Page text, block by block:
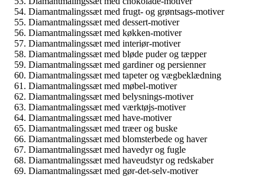
Diamantmalingssæt med frugt- og grøntsags-motiver
Diamantmalingssæt med dessert-motiver
Diamantmalingssæt med køkken-motiver
Diamantmalingssæt med interiør-motiver
Diamantmalingssæt med bløde puder og tæpper
Diamantmalingssæt med gardiner og persienner
Diamantmalingssæt med tapeter og vægbeklædning
Diamantmalingssæt med møbel-motiver
Diamantmalingssæt med belysnings-motiver
Diamantmalingssæt med værktøjs-motiver
Diamantmalingssæt med have-motiver
Diamantmalingssæt med træer og buske
Diamantmalingssæt med blomsterbede og haver
Diamantmalingssæt med havedyr og fugle
Diamantmalingssæt med haveudstyr og redskaber
Diamantmalingssæt med gør-det-selv-motiver